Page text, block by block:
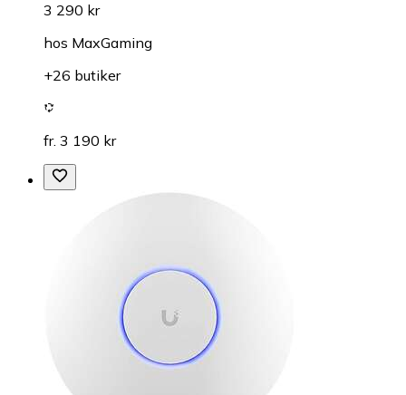
3 290 kr
hos MaxGaming
+26 butiker
fr. 3 190 kr